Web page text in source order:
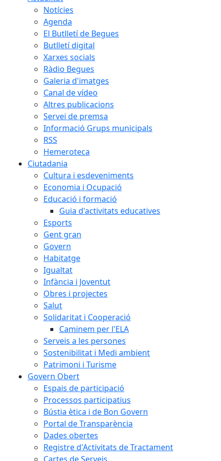
Notícies
Agenda
El Butlletí de Begues
Butlletí digital
Xarxes socials
Ràdio Begues
Galeria d'imatges
Canal de vídeo
Altres publicacions
Servei de premsa
Informació Grups municipals
RSS
Hemeroteca
Ciutadania
Cultura i esdeveniments
Economia i Ocupació
Educació i formació
Guia d'activitats educatives
Esports
Gent gran
Govern
Habitatge
Igualtat
Infància i Joventut
Obres i projectes
Salut
Solidaritat i Cooperació
Caminem per l'ELA
Serveis a les persones
Sostenibilitat i Medi ambient
Patrimoni i Turisme
Govern Obert
Espais de participació
Processos participatius
Bústia ètica i de Bon Govern
Portal de Transparència
Dades obertes
Registre d'Activitats de Tractament